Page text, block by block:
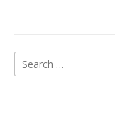
Search
for: